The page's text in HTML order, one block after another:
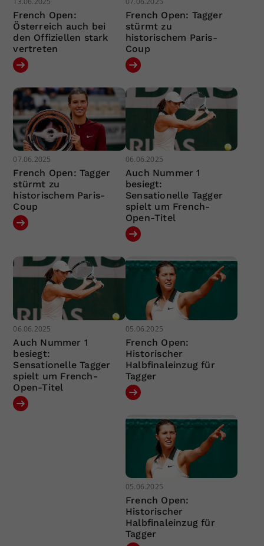
French Open:
Österreich auch bei
den Offiziellen stark
vertreten
French Open: Tagger
stürmt zu
historischem Paris-
Coup
07.06.2025
French Open: Tagger
stürmt zu
historischem Paris-
Coup
06.06.2025
Auch Nummer 1
besiegt:
Sensationelle Tagger
spielt um French-
Open-Titel
06.06.2025
Auch Nummer 1
besiegt:
Sensationelle Tagger
spielt um French-
Open-Titel
05.06.2025
French Open:
Historischer
Halbfinaleinzug für
Tagger
05.06.2025
French Open:
Historischer
Halbfinaleinzug für
Tagger